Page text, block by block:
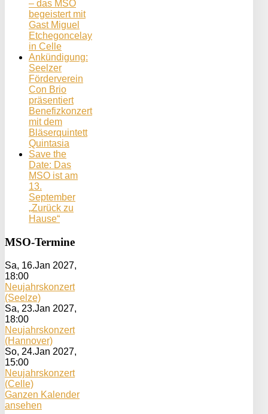
– das MSO
begeistert mit
Gast Miguel
Etchegoncelay
in Celle
Ankündigung:
Seelzer
Förderverein
Con Brio
präsentiert
Benefizkonzert
mit dem
Bläserquintett
Quintasia
Save the
Date: Das
MSO ist am
13.
September
„Zurück zu
Hause“
MSO-Termine
Sa, 16.Jan 2027,
18:00
Neujahrskonzert
(Seelze)
Sa, 23.Jan 2027,
18:00
Neujahrskonzert
(Hannover)
So, 24.Jan 2027,
15:00
Neujahrskonzert
(Celle)
Ganzen Kalender
ansehen